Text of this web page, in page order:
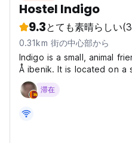
Hostel Indigo
9.3とても素晴らしい
0.31km 街の中心部から
Indigo is a small, animal
Å ibenik. It is located on a
pedestrian zone with no
cultural, sacral objects and
滞在